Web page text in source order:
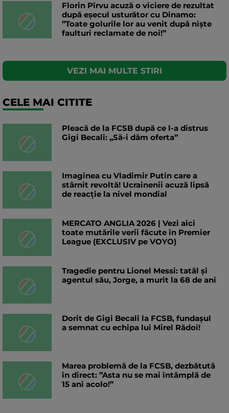
Florin Pîrvu acuză o viciere de rezultat
după eșecul usturător cu Dinamo:
”Toate golurile lor au venit după niște
faulturi reclamate de noi!”
VEZI MAI MULTE STIRI
CELE MAI CITITE
Pleacă de la FCSB după ce l-a distrus
Gigi Becali: „Să-i dăm oferta”
Imaginea cu Vladimir Putin care a
stârnit revoltă! Ucrainenii acuză lipsă
de reacție la nivel mondial
MERCATO ANGLIA 2026 | Vezi aici
toate mutările verii făcute în Premier
League (EXCLUSIV pe VOYO)
Tragedie pentru Lionel Messi: tatăl și
agentul său, Jorge, a murit la 68 de ani
Dorit de Gigi Becali la FCSB, fundașul
a semnat cu echipa lui Mirel Rădoi!
Marea problemă de la FCSB, dezbătută
în direct: ”Asta nu se mai întâmplă de
15 ani acolo!”